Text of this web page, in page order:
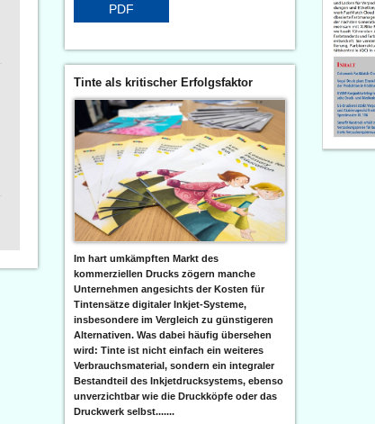
PDF
Tinte als kritischer Erfolgsfaktor
Im hart umkämpften Markt des
kommerziellen Drucks zögern manche
Unternehmen angesichts der Kosten für
Tintensätze digitaler Inkjet-Systeme,
insbesondere im Vergleich zu günstigeren
Alternativen. Was dabei häufig übersehen
wird: Tinte ist nicht einfach ein weiteres
Verbrauchsmaterial, sondern ein integraler
Bestandteil des Inkjetdrucksystems, ebenso
unverzichtbar wie die Druckköpfe oder das
Druckwerk selbst.......